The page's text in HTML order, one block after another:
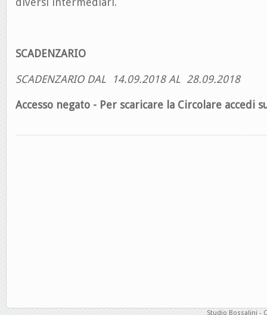
SCADENZARIO
SCADENZARIO DAL 14.09.2018 AL 28.09.2018
Accesso negato - Per scaricare la Circolare accedi
Studio Bossalini -